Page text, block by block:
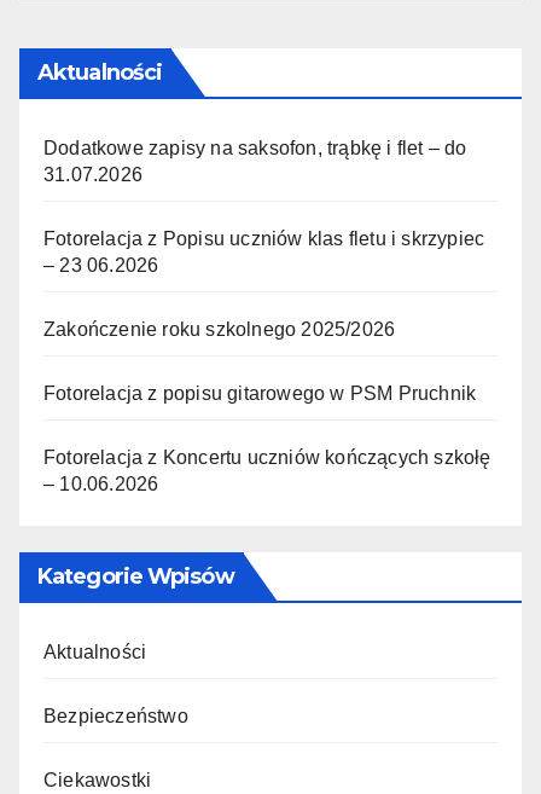
Aktualności
Dodatkowe zapisy na saksofon, trąbkę i flet – do
31.07.2026
Fotorelacja z Popisu uczniów klas fletu i skrzypiec
– 23 06.2026
Zakończenie roku szkolnego 2025/2026
Fotorelacja z popisu gitarowego w PSM Pruchnik
Fotorelacja z Koncertu uczniów kończących szkołę
– 10.06.2026
Kategorie Wpisów
Aktualności
Bezpieczeństwo
Ciekawostki